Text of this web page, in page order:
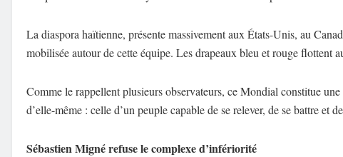
La diaspora haïtienne, présente massivement aux États-Unis, au
mobilisée autour de cette équipe. Les drapeaux bleu et rouge flottent
Comme le rappellent plusieurs observateurs, ce Mondial constitue
d’elle-même : celle d’un peuple capable de se relever, de se battre et
Sébastien Migné refuse le complexe d’infériorité